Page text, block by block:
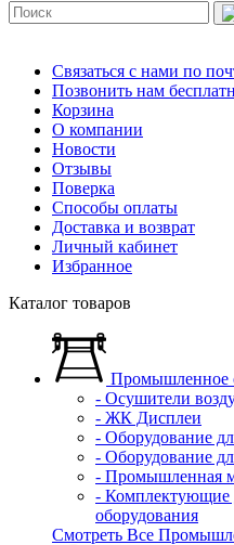
Связаться с нами по
Позвонить нам
Корзина
О компании
Новости
Отзывы
Поверка
Способы оплаты
Доставка и возврат
Личный кабинет
Избранное
Каталог товаров
Промышленное
- Осушители
- ЖК Дисплеи
- Оборудование
- Оборудование
- Промышленная
- Комплектующие
оборудования
Смотреть Все